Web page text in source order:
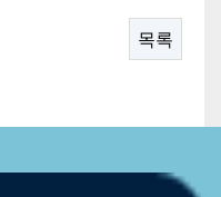
목록